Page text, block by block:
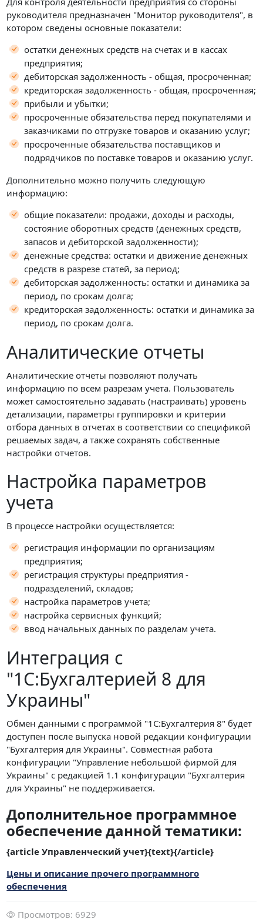
руководителя предназначен "Монитор руководителя", в
котором сведены основные показатели:
остатки денежных средств на счетах и в кассах
предприятия;
дебиторская задолженность - общая, просроченная;
кредиторская задолженность - общая, просроченная;
прибыли и убытки;
просроченные обязательства перед покупателями и
заказчиками по отгрузке товаров и оказанию услуг;
просроченные обязательства поставщиков и
подрядчиков по поставке товаров и оказанию услуг.
Дополнительно можно получить следующую
информацию:
общие показатели: продажи, доходы и расходы,
состояние оборотных средств (денежных средств,
запасов и дебиторской задолженности);
денежные средства: остатки и движение денежных
средств в разрезе статей, за период;
дебиторская задолженность: остатки и динамика за
период, по срокам долга;
кредиторская задолженность: остатки и динамика за
период, по срокам долга.
Аналитические отчеты
Аналитические отчеты позволяют получать
информацию по всем разрезам учета. Пользователь
может самостоятельно задавать (настраивать) уровень
детализации, параметры группировки и критерии
отбора данных в отчетах в соответствии со спецификой
решаемых задач, а также сохранять собственные
настройки отчетов.
Настройка параметров
учета
В процессе настройки осуществляется:
регистрация информации по организациям
предприятия;
регистрация структуры предприятия -
подразделений, складов;
настройка параметров учета;
настройка сервисных функций;
ввод начальных данных по разделам учета.
Интеграция с
"1С:Бухгалтерией 8 для
Украины"
Обмен данными с программой "1С:Бухгалтерия 8" будет
доступен после выпуска новой редакции конфигурации
"Бухгалтерия для Украины". Совместная работа
конфигурации "Управление небольшой фирмой для
Украины" с редакцией 1.1 конфигурации "Бухгалтерия
для Украины" не поддерживается.
Дополнительное программное
обеспечение данной тематики:
{article Управленческий учет}{text}{/article}
Цены и описание прочего программного
обеспечения
Просмотров: 6929